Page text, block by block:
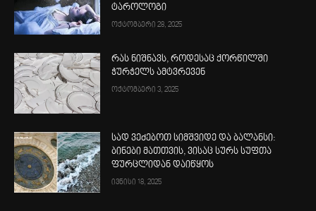
ტაროლოგი
ოქტომბერი 28, 2025
რას ნიშნავს, როდესაც ქორწილში
ჭურჭელს ამტვრევენ
ოქტომბერი 3, 2025
სად ვეძებოთ სიმშვიდე და ბალანსი:
ბინები მათთვის, ვისაც სურს სუფთა
ფურცლიდან დაიწყოს
ივნისი 18, 2025